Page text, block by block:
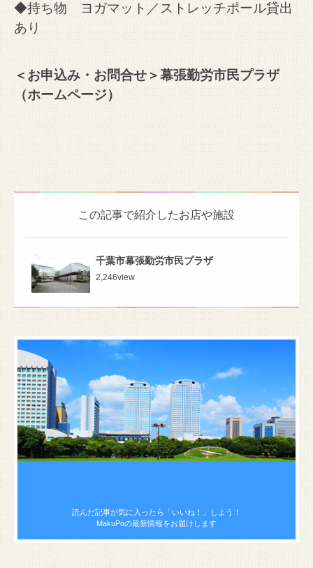
◆持ち物 ヨガマット／ストレッチポール貸出
あり
＜お申込み・お問合せ＞幕張勤労市民プラザ
（ホームページ）
この記事で紹介したお店や施設
千葉市幕張勤労市民プラザ
2,246view
読んだ記事が気に入ったら 「いいね！」しよう！
MakuPoの最新情報をお届けします